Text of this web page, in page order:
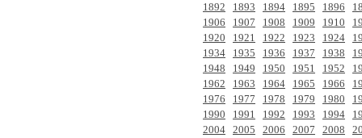
1892
1893 1894 1895 1896
1906
1907 1908 1909 1910
1920
1921 1922 1923 1924
1934
1935 1936 1937 1938
1948
1949 1950 1951 1952
1962
1963 1964 1965 1966
1976
1977 1978 1979 1980
1990
1991 1992 1993 1994
2004 2005 2006 2007 2008